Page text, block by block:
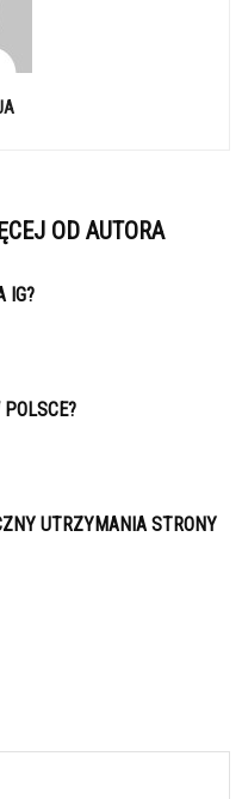
OD AUTORA
IG?
UTRZYMANIA STRONY